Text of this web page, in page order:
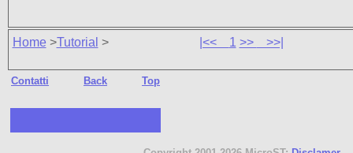
Home >Tutorial > |<< 1 >> >>|
Contatti Back Top